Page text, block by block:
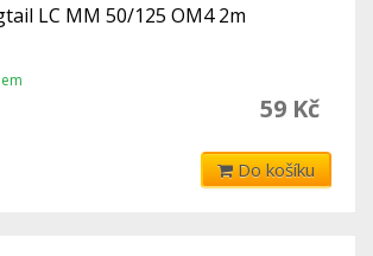
LC MM 50/125 OM4 2m
59 Kč
Do košíku